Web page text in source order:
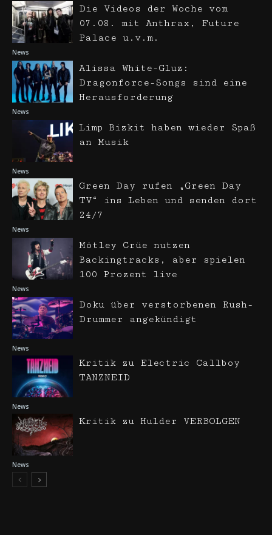
News
Die Videos der Woche vom
07.08. mit Anthrax, Future
Palace u.v.m.
News
Alissa White-Gluz:
Dragonforce-Songs sind eine
Herausforderung
News
Limp Bizkit haben wieder Spaß
an Musik
News
Green Day rufen „Green Day
TV“ ins Leben und senden dort
24/7
News
Mötley Crüe nutzen
Backingtracks, aber spielen
100 Prozent live
News
Doku über verstorbenen Rush-
Drummer angekündigt
News
Kritik zu Electric Callboy
TANZNEID
News
Kritik zu Hulder VERBOLGEN